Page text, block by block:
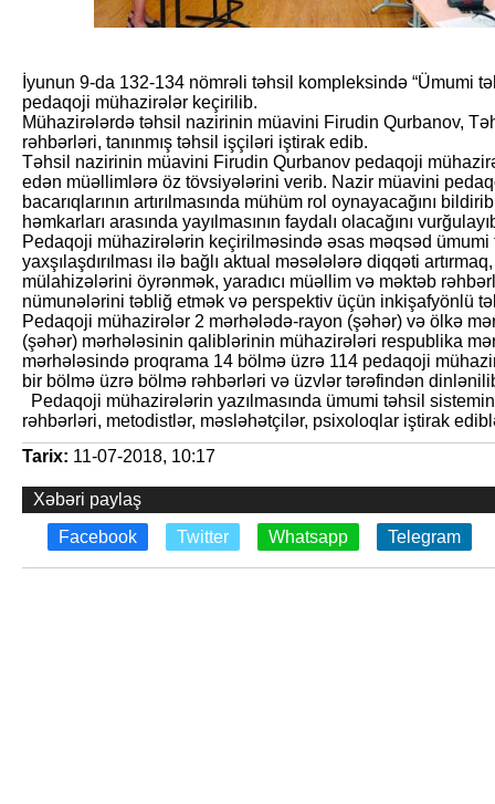
İyunun 9-da 132-134 nömrəli təhsil kompleksində “Ümumi
pedaqoji mühazirələr keçirilib.
Mühazirələrdə təhsil nazirinin müavini Firudin Qurbanov,
rəhbərləri, tanınmış təhsil işçiləri iştirak edib.
Təhsil nazirinin müavini Firudin Qurbanov pedaqoji
edən müəllimlərə öz tövsiyələrini verib. Nazir müavini
bacarıqlarının artırılmasında mühüm rol oynayacağını
həmkarları arasında yayılmasının faydalı olacağını
Pedaqoji mühazirələrin keçirilməsində əsas məqsəd
yaxşılaşdırılması ilə bağlı aktual məsələlərə diqqəti
mülahizələrini öyrənmək, yaradıcı müəllim və məktəb
nümunələrini təbliğ etmək və perspektiv üçün inkişafyönlü
Pedaqoji mühazirələr 2 mərhələdə-rayon (şəhər) və ölkə
(şəhər) mərhələsinin qaliblərinin mühazirələri respublika
mərhələsində proqrama 14 bölmə üzrə 114 pedaqoji
bir bölmə üzrə bölmə rəhbərləri və üzvlər tərəfindən
Pedaqoji mühazirələrin yazılmasında ümumi təhsil
rəhbərləri, metodistlər, məsləhətçilər, psixoloqlar iştirak
Tarix: 11-07-2018, 10:17
Xəbəri paylaş
Facebook
Twitter Whatsapp Telegram